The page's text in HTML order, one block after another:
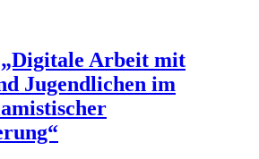
Arbeit mit
Jugendlichen im